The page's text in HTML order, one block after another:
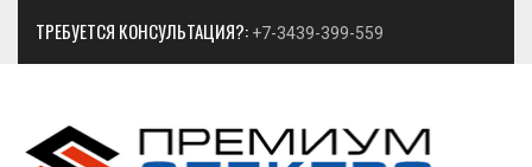
ТРЕБУЕТСЯ КОНСУЛЬТАЦИЯ?: +7-3439-399-559